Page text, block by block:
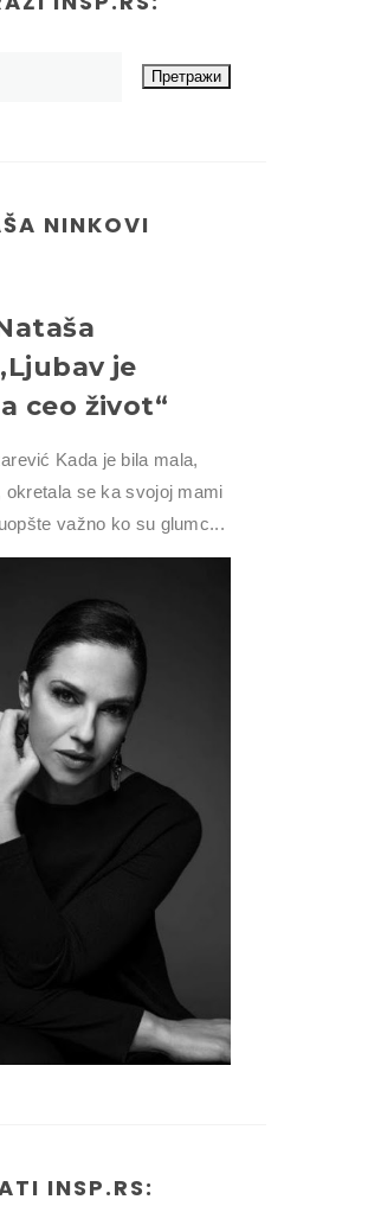
NINKOVI
je
ceo život“
Kada je bila mala,
okretala se ka svojoj mami
važno ko su glumc...
INSP.RS: